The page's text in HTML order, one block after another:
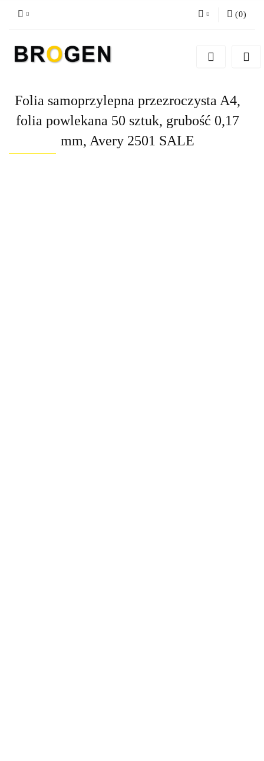
Zarejestruj się
Zgody cookies
(0)
Folia samoprzylepna przezroczysta A4,
folia powlekana 50 sztuk, grubość 0,17
mm, Avery 2501 SALE